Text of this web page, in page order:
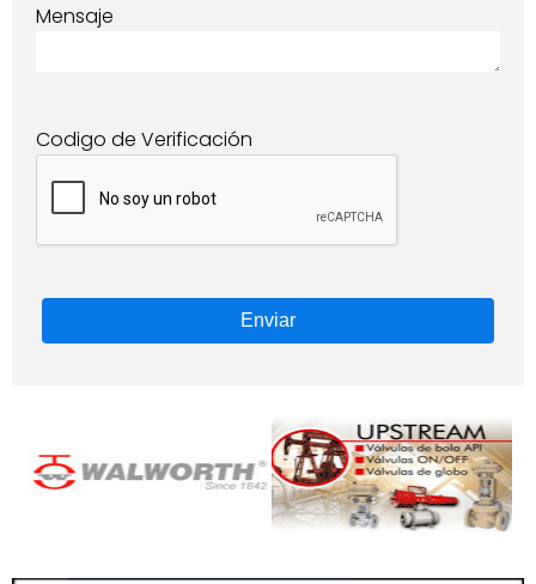
Mensaje
Codigo de Verificación
Enviar